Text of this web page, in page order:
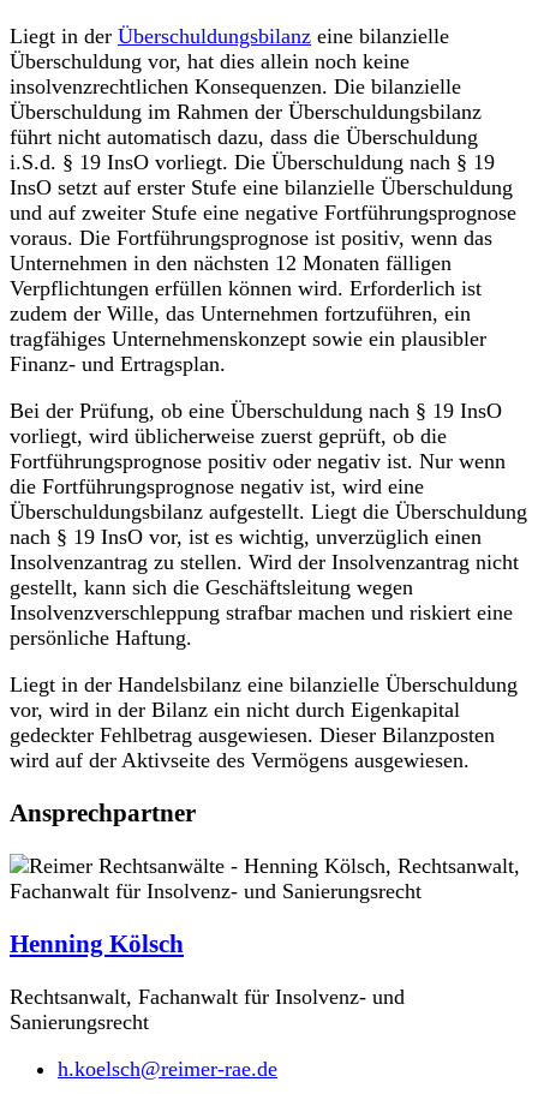
Liegt in der Überschuldungsbilanz eine bilanzielle
Überschuldung vor, hat dies allein noch keine
insolvenzrechtlichen Konsequenzen. Die bilanzielle
Überschuldung im Rahmen der Überschuldungsbilanz
führt nicht automatisch dazu, dass die Überschuldung
i.S.d. § 19 InsO vorliegt. Die Überschuldung nach § 19
InsO setzt auf erster Stufe eine bilanzielle Überschuldung
und auf zweiter Stufe eine negative Fortführungsprognose
voraus. Die Fortführungsprognose ist positiv, wenn das
Unternehmen in den nächsten 12 Monaten fälligen
Verpflichtungen erfüllen können wird. Erforderlich ist
zudem der Wille, das Unternehmen fortzuführen, ein
tragfähiges Unternehmenskonzept sowie ein plausibler
Finanz- und Ertragsplan.
Bei der Prüfung, ob eine Überschuldung nach § 19 InsO
vorliegt, wird üblicherweise zuerst geprüft, ob die
Fortführungsprognose positiv oder negativ ist. Nur wenn
die Fortführungsprognose negativ ist, wird eine
Überschuldungsbilanz aufgestellt. Liegt die Überschuldung
nach § 19 InsO vor, ist es wichtig, unverzüglich einen
Insolvenzantrag zu stellen. Wird der Insolvenzantrag nicht
gestellt, kann sich die Geschäftsleitung wegen
Insolvenzverschleppung strafbar machen und riskiert eine
persönliche Haftung.
Liegt in der Handelsbilanz eine bilanzielle Überschuldung
vor, wird in der Bilanz ein nicht durch Eigenkapital
gedeckter Fehlbetrag ausgewiesen. Dieser Bilanzposten
wird auf der Aktivseite des Vermögens ausgewiesen.
Ansprechpartner
Henning Kölsch
Rechtsanwalt, Fachanwalt für Insolvenz- und
Sanierungsrecht
h.koelsch@reimer-rae.de